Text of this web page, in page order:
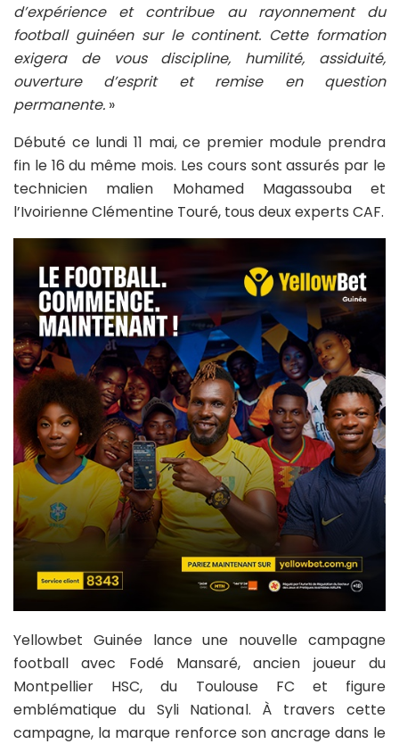
d’expérience et contribue au rayonnement du
football guinéen sur le continent. Cette formation
exigera de vous discipline, humilité, assiduité,
ouverture d’esprit et remise en question
permanente. »
Débuté ce lundi 11 mai, ce premier module prendra
fin le 16 du même mois. Les cours sont assurés par le
technicien malien Mohamed Magassouba et
l’Ivoirienne Clémentine Touré, tous deux experts CAF.
Yellowbet Guinée lance une nouvelle campagne
football avec Fodé Mansaré, ancien joueur du
Montpellier HSC, du Toulouse FC et figure
emblématique du Syli National. À travers cette
campagne, la marque renforce son ancrage dans le